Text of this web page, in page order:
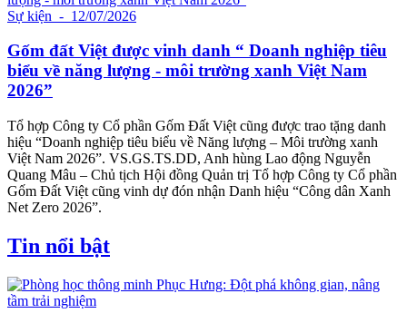
Sự kiện - 12/07/2026
Gốm đất Việt được vinh danh “ Doanh nghiệp tiêu
biểu về năng lượng - môi trường xanh Việt Nam
2026”
Tổ hợp Công ty Cổ phần Gốm Đất Việt cũng được trao tặng danh
hiệu “Doanh nghiệp tiêu biểu về Năng lượng – Môi trường xanh
Việt Nam 2026”. VS.GS.TS.DD, Anh hùng Lao động Nguyễn
Quang Mâu – Chủ tịch Hội đồng Quản trị Tổ hợp Công ty Cổ phần
Gốm Đất Việt cũng vinh dự đón nhận Danh hiệu “Công dân Xanh
Net Zero 2026”.
Tin nổi bật